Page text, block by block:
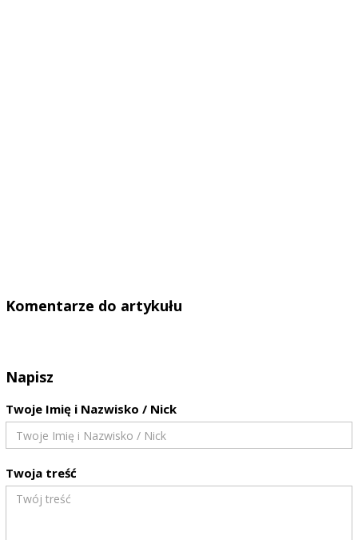
Komentarze do artykułu
Napisz
Twoje Imię i Nazwisko / Nick
Twoja treść